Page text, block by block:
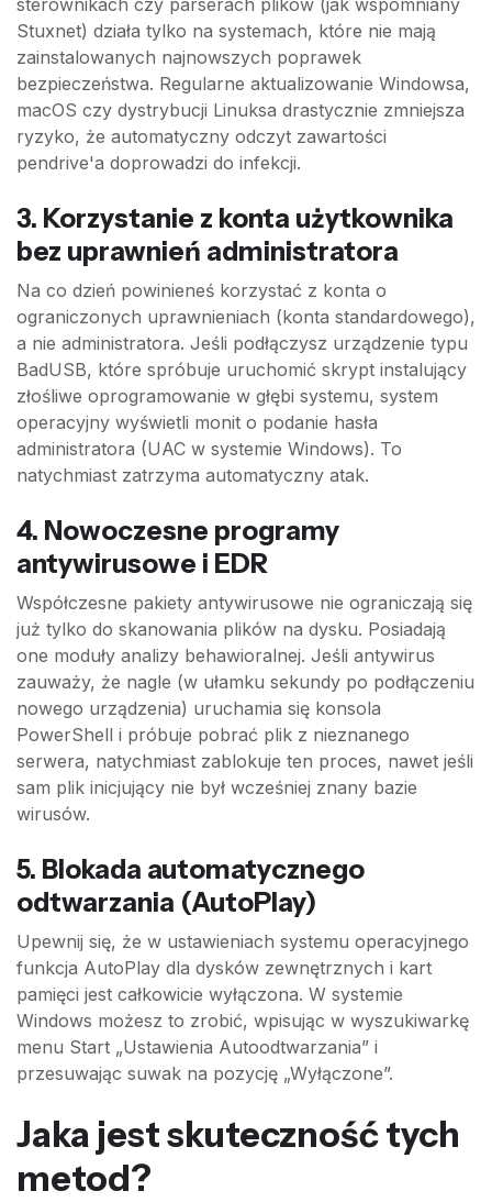
sterownikach czy parserach plików (jak wspomniany
Stuxnet) działa tylko na systemach, które nie mają
zainstalowanych najnowszych poprawek
bezpieczeństwa. Regularne aktualizowanie Windowsa,
macOS czy dystrybucji Linuksa drastycznie zmniejsza
ryzyko, że automatyczny odczyt zawartości
pendrive'a doprowadzi do infekcji.
3. Korzystanie z konta użytkownika
bez uprawnień administratora
Na co dzień powinieneś korzystać z konta o
ograniczonych uprawnieniach (konta standardowego),
a nie administratora. Jeśli podłączysz urządzenie typu
BadUSB, które spróbuje uruchomić skrypt instalujący
złośliwe oprogramowanie w głębi systemu, system
operacyjny wyświetli monit o podanie hasła
administratora (UAC w systemie Windows). To
natychmiast zatrzyma automatyczny atak.
4. Nowoczesne programy
antywirusowe i EDR
Współczesne pakiety antywirusowe nie ograniczają się
już tylko do skanowania plików na dysku. Posiadają
one moduły analizy behawioralnej. Jeśli antywirus
zauważy, że nagle (w ułamku sekundy po podłączeniu
nowego urządzenia) uruchamia się konsola
PowerShell i próbuje pobrać plik z nieznanego
serwera, natychmiast zablokuje ten proces, nawet jeśli
sam plik inicjujący nie był wcześniej znany bazie
wirusów.
5. Blokada automatycznego
odtwarzania (AutoPlay)
Upewnij się, że w ustawieniach systemu operacyjnego
funkcja AutoPlay dla dysków zewnętrznych i kart
pamięci jest całkowicie wyłączona. W systemie
Windows możesz to zrobić, wpisując w wyszukiwarkę
menu Start „Ustawienia Autoodtwarzania” i
przesuwając suwak na pozycję „Wyłączone”.
Jaka jest skuteczność tych
metod?